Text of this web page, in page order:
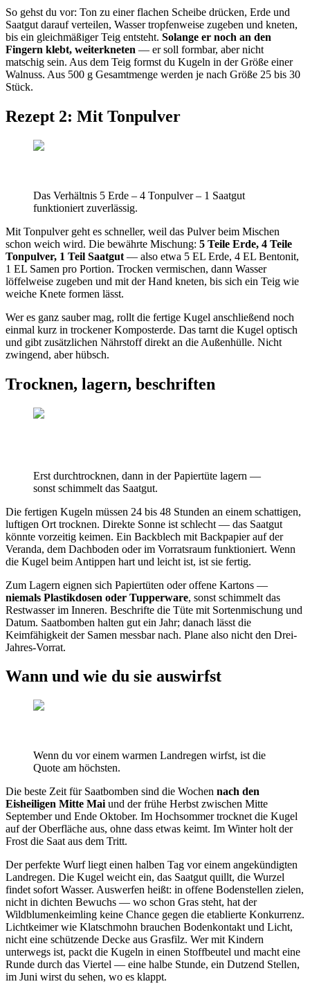
So gehst du vor: Ton zu einer flachen Scheibe drücken, Erde und
Saatgut darauf verteilen, Wasser tropfenweise zugeben und kneten,
bis ein gleichmäßiger Teig entsteht. Solange er noch an den
Fingern klebt, weiterkneten — er soll formbar, aber nicht
matschig sein. Aus dem Teig formst du Kugeln in der Größe einer
Walnuss. Aus 500 g Gesamtmenge werden je nach Größe 25 bis 30
Stück.
Rezept 2: Mit Tonpulver
Das Verhältnis 5 Erde – 4 Tonpulver – 1 Saatgut
funktioniert zuverlässig.
Mit Tonpulver geht es schneller, weil das Pulver beim Mischen
schon weich wird. Die bewährte Mischung: 5 Teile Erde, 4 Teile
Tonpulver, 1 Teil Saatgut — also etwa 5 EL Erde, 4 EL Bentonit,
1 EL Samen pro Portion. Trocken vermischen, dann Wasser
löffelweise zugeben und mit der Hand kneten, bis sich ein Teig wie
weiche Knete formen lässt.
Wer es ganz sauber mag, rollt die fertige Kugel anschließend noch
einmal kurz in trockener Komposterde. Das tarnt die Kugel optisch
und gibt zusätzlichen Nährstoff direkt an die Außenhülle. Nicht
zwingend, aber hübsch.
Trocknen, lagern, beschriften
Erst durchtrocknen, dann in der Papiertüte lagern —
sonst schimmelt das Saatgut.
Die fertigen Kugeln müssen 24 bis 48 Stunden an einem schattigen,
luftigen Ort trocknen. Direkte Sonne ist schlecht — das Saatgut
könnte vorzeitig keimen. Ein Backblech mit Backpapier auf der
Veranda, dem Dachboden oder im Vorratsraum funktioniert. Wenn
die Kugel beim Antippen hart und leicht ist, ist sie fertig.
Zum Lagern eignen sich Papiertüten oder offene Kartons —
niemals Plastikdosen oder Tupperware, sonst schimmelt das
Restwasser im Inneren. Beschrifte die Tüte mit Sortenmischung und
Datum. Saatbomben halten gut ein Jahr; danach lässt die
Keimfähigkeit der Samen messbar nach. Plane also nicht den Drei-
Jahres-Vorrat.
Wann und wie du sie auswirfst
Wenn du vor einem warmen Landregen wirfst, ist die
Quote am höchsten.
Die beste Zeit für Saatbomben sind die Wochen nach den
Eisheiligen Mitte Mai und der frühe Herbst zwischen Mitte
September und Ende Oktober. Im Hochsommer trocknet die Kugel
auf der Oberfläche aus, ohne dass etwas keimt. Im Winter holt der
Frost die Saat aus dem Tritt.
Der perfekte Wurf liegt einen halben Tag vor einem angekündigten
Landregen. Die Kugel weicht ein, das Saatgut quillt, die Wurzel
findet sofort Wasser. Auswerfen heißt: in offene Bodenstellen zielen,
nicht in dichten Bewuchs — wo schon Gras steht, hat der
Wildblumenkeimling keine Chance gegen die etablierte Konkurrenz.
Lichtkeimer wie Klatschmohn brauchen Bodenkontakt und Licht,
nicht eine schützende Decke aus Grasfilz. Wer mit Kindern
unterwegs ist, packt die Kugeln in einen Stoffbeutel und macht eine
Runde durch das Viertel — eine halbe Stunde, ein Dutzend Stellen,
im Juni wirst du sehen, wo es klappt.